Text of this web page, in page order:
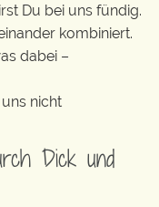
Du bei uns fündig.
kombiniert.
dabei –
nicht
Dick und